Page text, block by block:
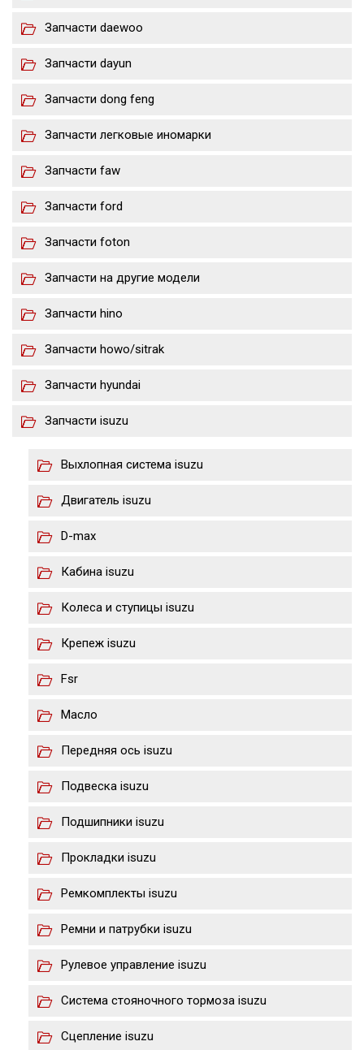
Запчасти daewoo
Запчасти dayun
Запчасти dong feng
Запчасти легковые иномарки
Запчасти faw
Запчасти ford
Запчасти foton
Запчасти на другие модели
Запчасти hino
Запчасти howo/sitrak
Запчасти hyundai
Запчасти isuzu
Выхлопная система isuzu
Двигатель isuzu
D-max
Кабина isuzu
Колеса и ступицы isuzu
Крепеж isuzu
Fsr
Масло
Передняя ось isuzu
Подвеска isuzu
Подшипники isuzu
Прокладки isuzu
Ремкомплекты isuzu
Ремни и патрубки isuzu
Рулевое управление isuzu
Система стояночного тормоза isuzu
Сцепление isuzu